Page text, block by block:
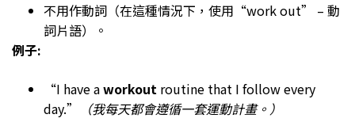
不用作動詞（在這種情況下，使用“work out” – 動
詞片語）。
例子:
“I have aworkout routine that I follow every
day.”
（我每天都會遵循一套運動計畫。）